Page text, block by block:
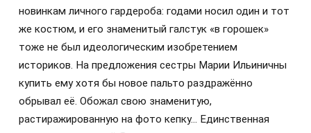
новинкам личного гардероба: годами носил один и тот
же костюм, и его знаменитый галстук «в горошек»
тоже не был идеологическим изобретением
историков. На предложения сестры Марии Ильиничны
купить ему хотя бы новое пальто раздражённо
обрывал её. Обожал свою знаменитую,
растиражированную на фото кепку… Единственная